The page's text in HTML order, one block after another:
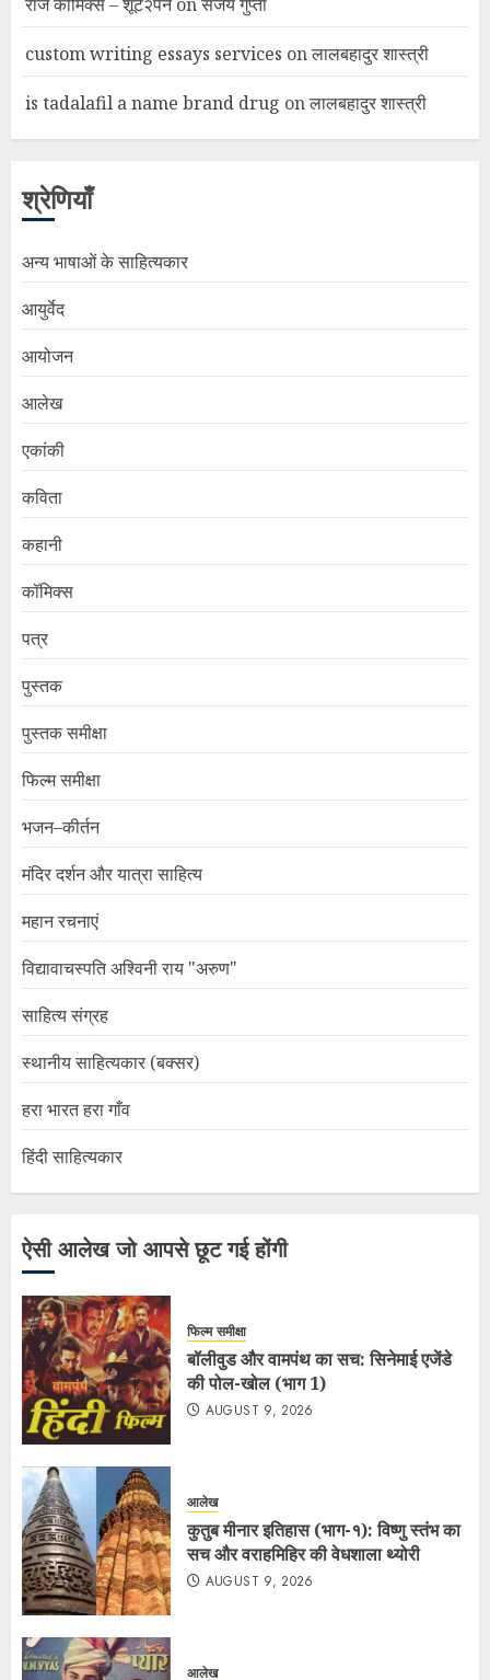
custom writing essays services onलालबहादुर शास्त्री
is tadalafil a name brand drug onलालबहादुर शास्त्री
श्रेणियाँ
अन्य भाषाओं के साहित्यकार
आयुर्वेद
आयोजन
आलेख
एकांकी
कविता
कहानी
कॉमिक्स
पत्र
पुस्तक
पुस्तक समीक्षा
फिल्म समीक्षा
भजन–कीर्तन
मंदिर दर्शन और यात्रा साहित्य
महान रचनाएं
विद्यावाचस्पति अश्विनी राय "अरुण"
साहित्य संग्रह
स्थानीय साहित्यकार (बक्सर)
हरा भारत हरा गाँव
हिंदी साहित्यकार
ऐसी आलेख जो आपसे छूट गई होंगी
फिल्म समीक्षा
बॉलीवुड और वामपंथ का सच: सिनेमाई एजेंडे
की पोल-खोल (भाग 1)
AUGUST 9, 2026
आलेख
कुतुब मीनार इतिहास (भाग-१): विष्णु स्तंभ का
सच और वराहमिहिर की वेधशाला थ्योरी
AUGUST 9, 2026
आलेख